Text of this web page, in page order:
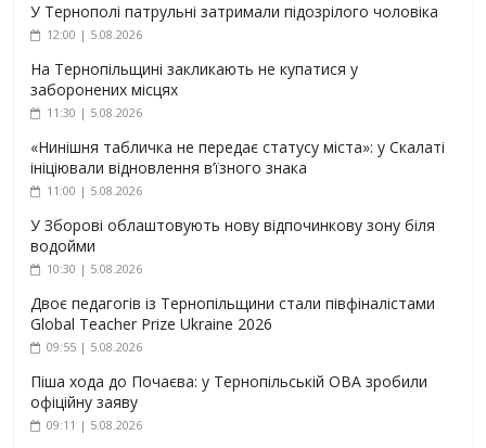
У Тернополі патрульні затримали підозрілого чоловіка
12:00 | 5.08.2026
На Тернопільщині закликають не купатися у
заборонених місцях
11:30 | 5.08.2026
«Нинішня табличка не передає статусу міста»: у Скалаті
ініціювали відновлення в’їзного знака
11:00 | 5.08.2026
У Зборові облаштовують нову відпочинкову зону біля
водойми
10:30 | 5.08.2026
Двоє педагогів із Тернопільщини стали півфіналістами
Global Teacher Prize Ukraine 2026
09:55 | 5.08.2026
Піша хода до Почаєва: у Тернопільській ОВА зробили
офіційну заяву
09:11 | 5.08.2026